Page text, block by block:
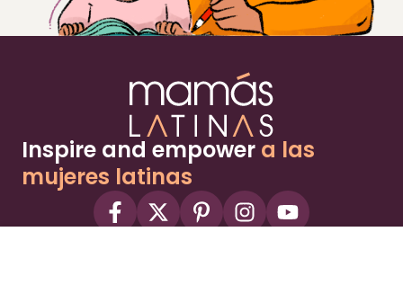
Inspire and empower a las
mujeres latinas